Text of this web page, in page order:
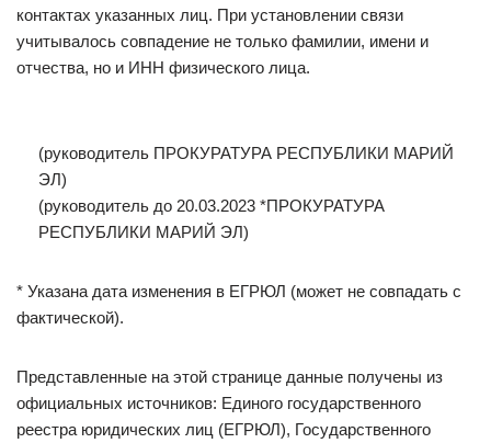
контактах указанных лиц. При установлении связи
учитывалось совпадение не только фамилии, имени и
отчества, но и ИНН физического лица.
(руководитель ПРОКУРАТУРА РЕСПУБЛИКИ МАРИЙ
ЭЛ)
(руководитель до 20.03.2023 *ПРОКУРАТУРА
РЕСПУБЛИКИ МАРИЙ ЭЛ)
* Указана дата изменения в ЕГРЮЛ (может не совпадать с
фактической).
Представленные на этой странице данные получены из
официальных источников: Единого государственного
реестра юридических лиц (ЕГРЮЛ), Государственного